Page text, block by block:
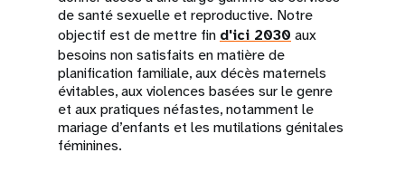
de santé sexuelle et reproductive. Notre
objectif est de mettre fin d'ici 2030 aux
besoins non satisfaits en matière de
planification familiale, aux décès maternels
évitables, aux violences basées sur le genre
et aux pratiques néfastes, notamment le
mariage d’enfants et les mutilations génitales
féminines.